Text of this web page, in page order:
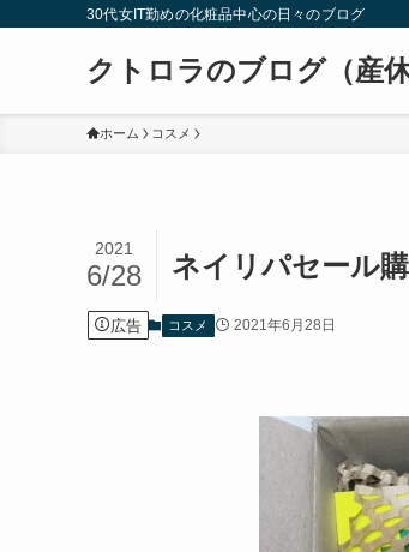
30代女IT勤めの化粧品中心の日々のブログ
クトロラのブログ（産休
ホーム コスメ
ネイリパセール
2021
6/28
広告 コスメ 2021年6月28日